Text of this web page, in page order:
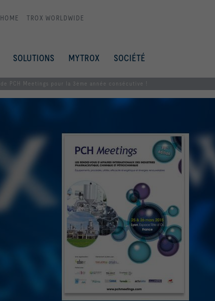
HOME TROX WORLDWIDE
SOLUTIONS MYTROX SOCIÉTÉ
PCH Meetings pour la 3ème année consécutive !